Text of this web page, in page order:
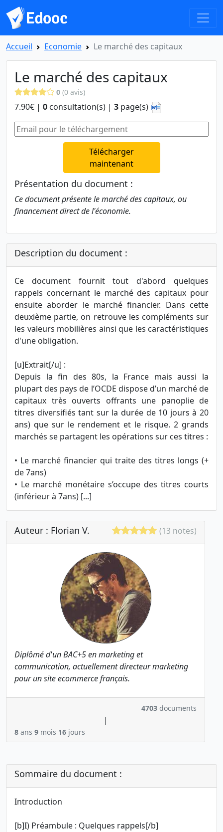
Accueil Economie Le marché des capitaux
Le marché des capitaux
0 (0 avis)
7.90€ | 0 consultation(s) | 3 page(s)
Télécharger
maintenant
Présentation du document :
Ce document présente le marché des capitaux, ou
financement direct de l'économie.
Description du document :
Ce document fournit tout d'abord quelques
rappels concernant le marché des capitaux pour
ensuite aborder le marché financier. Dans cette
deuxième partie, on retrouve les compléments sur
les valeurs mobilières ainsi que les caractéristiques
d'une obligation.
[u]Extrait[/u] :
Depuis la fin des 80s, la France mais aussi la
plupart des pays de l’OCDE dispose d’un marché de
capitaux très ouverts offrants une panoplie de
titres diversifiés tant sur la durée de 10 jours à 20
ans) que sur le rendement et le risque. 2 grands
marchés se partagent les opérations sur ces titres :
• Le marché financier qui traite des titres longs (+
de 7ans)
• Le marché monétaire s’occupe des titres courts
(inférieur à 7ans) [...]
Auteur : Florian V. (13 notes)
Diplômé d'un BAC+5 en marketing et
communication, actuellement directeur marketing
pour un site ecommerce français.
4703 documents
|
8 ans 9 mois 16 jours
Sommaire du document :
Introduction
[b]I) Préambule : Quelques rappels[/b]